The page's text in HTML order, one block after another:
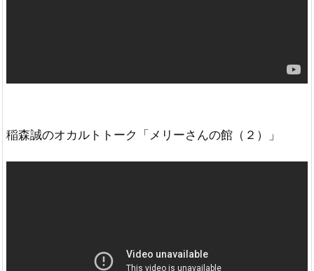
稲森誠のオカルトトーク「メリーさんの館（２）」